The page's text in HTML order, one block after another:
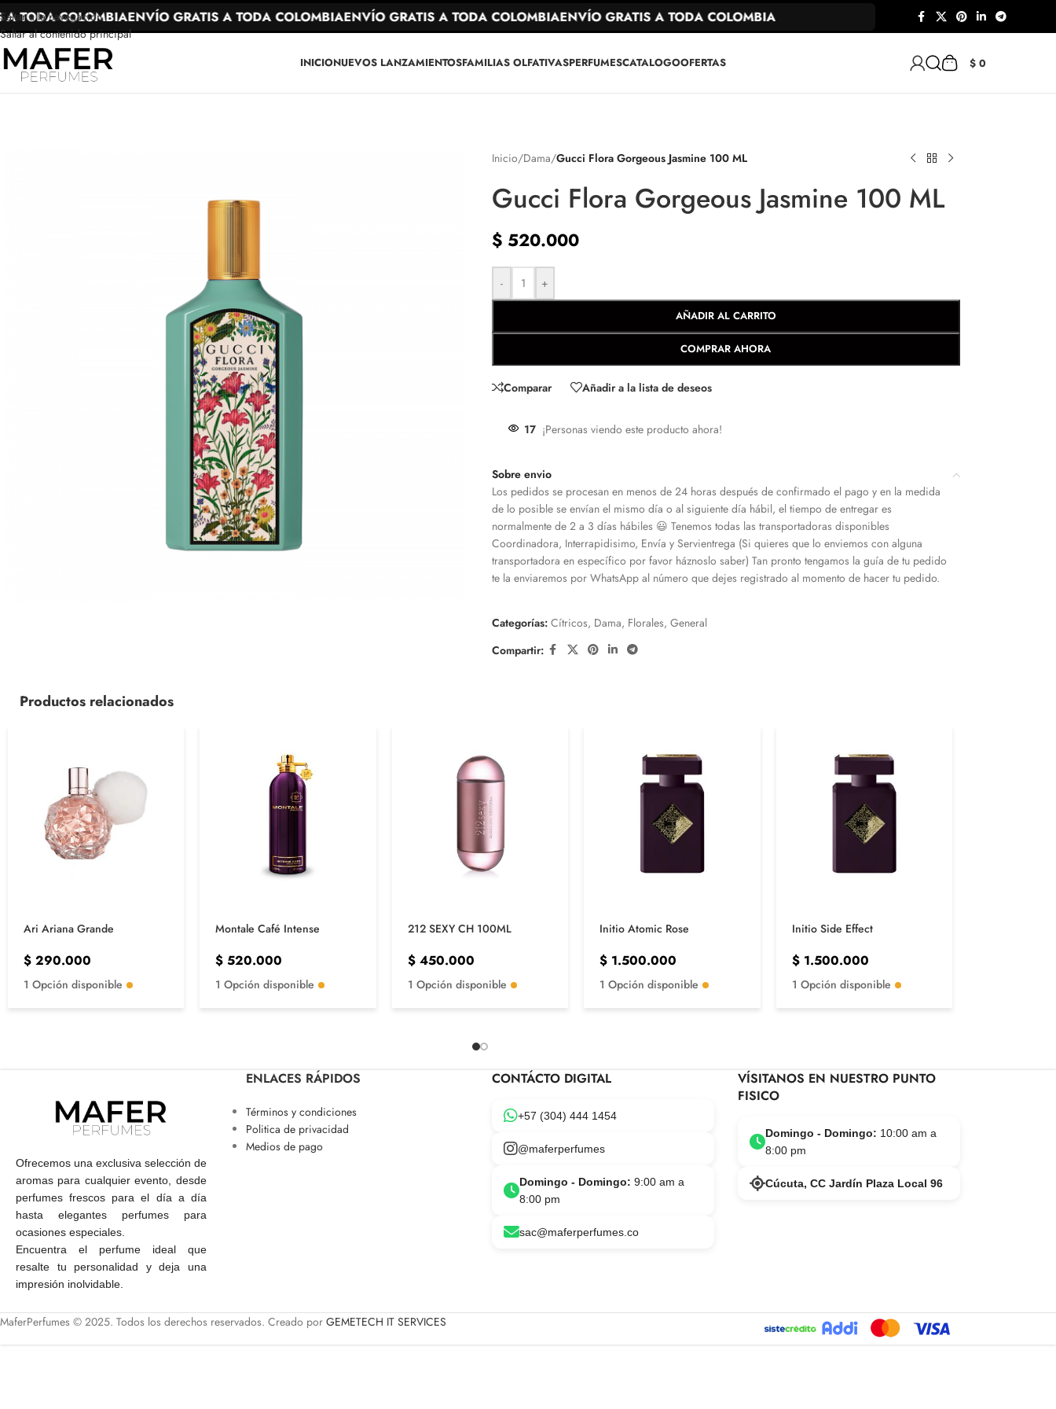
Saltar a la navegación
Saltar al contenido principal
COLOMBIAENVÍO GRATIS A TODA COLOMBIAENVÍO GRATIS A TODA COLOMBIAENVÍO GRATIS A TODA COLOMBIA
INICIONUEVOS LANZAMIENTOSFAMILIAS OLFATIVASPERFUMESCATALOGOOFERTAS $0
Inicio/Dama/Gucci Flora Gorgeous Jasmine 100 ML
Gucci Flora Gorgeous Jasmine 100 ML
$520.000
- +
AÑADIR AL CARRITO
COMPRAR AHORA
Comparar Añadir a la lista de deseos
17 ¡Personas viendo este producto ahora!
Sobre envio
Los pedidos se procesan en menos de 24 horas después de confirmado el pago y en la medida
de lo posible se envían el mismo día o al siguiente día hábil, el tiempo de entregar es
normalmente de 2 a 3 días hábiles 😃 Tenemos todas las transportadoras disponibles
Coordinadora, Interrapidisimo, Envía y Servientrega (Si quieres que lo enviemos con alguna
transportadora en específico por favor háznoslo saber) Tan pronto tengamos la guía de tu pedido
te la enviaremos por WhatsApp al número que dejes registrado al momento de hacer tu pedido.
Categorías: Cítricos, Dama, Florales, General
Compartir:
Productos relacionados
Ari Ariana Grande
$ 290.000
1 Opción disponible
Montale Café Intense
$ 520.000
1 Opción disponible
212 SEXY CH 100ML
$450.000
1 Opción disponible
Initio Atomic Rose
$ 1.500.000
1 Opción disponible
Initio Side Effect
$1.500.000
1 Opción disponible
Ofrecemos una exclusiva selección de
aromas para cualquier evento, desde
perfumes frescos para el día a día
hasta elegantes perfumes para
ocasiones especiales.
Encuentra el perfume ideal que
resalte tu personalidad y deja una
impresión inolvidable.
ENLACES RÁPIDOS
Términos y condiciones
Politica de privacidad
Medios de pago
CONTÁCTO DIGITAL
+57 (304) 444 1454
@maferperfumes
Domingo - Domingo: 9:00 am a
8:00 pm
sac@maferperfumes.co
VÍSITANOS EN NUESTRO PUNTO
FISICO
Domingo - Domingo: 10:00 am a
8:00 pm
Cúcuta, CC Jardín Plaza Local 96
MaferPerfumes © 2025. Todos los derechos reservados. Creado por GEMETECH IT SERVICES